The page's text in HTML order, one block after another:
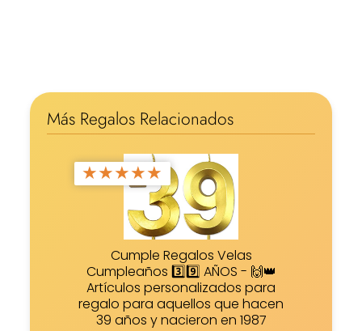
Más Regalos Relacionados
★★★★★
Cumple Regalos Velas
Cumpleaños 3️⃣9️⃣ AÑOS - 🙌👑
Artículos personalizados para
regalo para aquellos que hacen
39 años y nacieron en 1987